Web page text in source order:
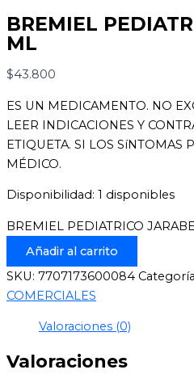
BREMIEL
ML
$43.800
ES UN MEDICAMENTO. NO
LEER INDICACIONES Y
ETIQUETA. SI LOS SíNTOMAS
MÉDICO.
Disponibilidad: 1 disponibles
BREMIEL PEDIATRICO
Añadir al carrito
SKU: 7707173600084
COMERCIALES
Valoraciones (0)
Valoraciones